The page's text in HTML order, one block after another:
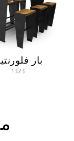
بار
1323